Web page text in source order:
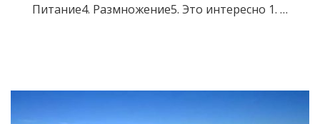
Питание4. Размножение5. Это интересно 1. …